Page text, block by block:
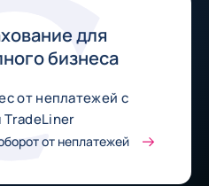
для
бизнеса
от неплатежей с
от неплатежей